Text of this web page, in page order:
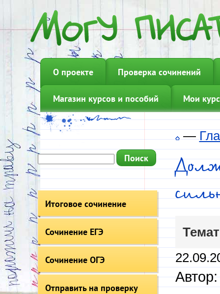
О проекте Проверка сочинений
Магазин курсов и пособий Мои
Итоговое сочинение
Сочинение ЕГЭ
Сочинение ОГЭ
Отправить на проверку
—